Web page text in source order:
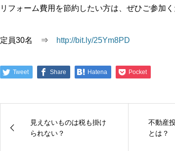
リフォーム費用を節約したい方は、ぜひご参加く
定員30名 ⇒ http://bit.ly/25Ym8PD
Tweet Share Hatena Pocket
見えないものは税も掛け
られない？
不動産
とは？